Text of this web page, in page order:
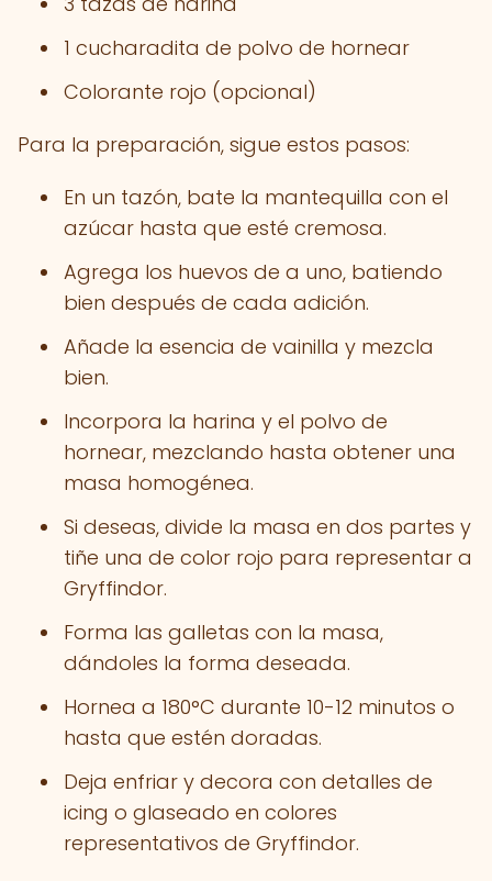
1 cucharadita de polvo de hornear
Colorante rojo (opcional)
Para la preparación, sigue estos pasos:
En un tazón, bate la mantequilla con el
azúcar hasta que esté cremosa.
Agrega los huevos de a uno, batiendo
bien después de cada adición.
Añade la esencia de vainilla y mezcla
bien.
Incorpora la harina y el polvo de
hornear, mezclando hasta obtener una
masa homogénea.
Si deseas, divide la masa en dos partes y
tiñe una de color rojo para representar a
Gryffindor.
Forma las galletas con la masa,
dándoles la forma deseada.
Hornea a 180°C durante 10-12 minutos o
hasta que estén doradas.
Deja enfriar y decora con detalles de
icing o glaseado en colores
representativos de Gryffindor.